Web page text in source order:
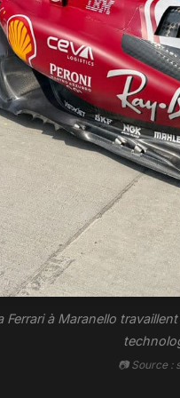
Ferrari à Maranello
📷 Source :